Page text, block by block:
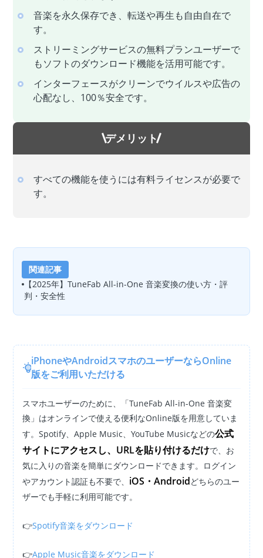
音楽を永久保存でき、転送や再生も自由自在で
す。
ストリーミングサービスの無料プランユーザーで
もソフトのダウンロード機能を活用可能です。
インターフェースがクリーンでウイルスや広告の
心配なし、100％安全です。
デメリット
すべての機能を使うには有料ライセンスが必要で
す。
関連記事
【2025年】TuneFab All-in-One 音楽変換の使い方・評
判・安全性
iPhoneやAndroidスマホのユーザーならOnline
版をご利用いただける
スマホユーザーのために、「TuneFab All-in-One 音楽変
換」はオンラインで使える便利なOnline版を用意していま
す。Spotify、Apple Music、YouTube Musicなどの公式
サイトにアクセスし、URLを貼り付けるだけで、お
気に入りの音楽を簡単にダウンロードできます。ログイン
やアカウント認証も不要で、 iOS・Androidどちらのユー
ザーでも手軽に利用可能です。
👉Spotify音楽をダウンロード
👉Apple Music音楽をダウンロード